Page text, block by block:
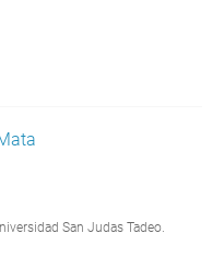
San Judas Tadeo.